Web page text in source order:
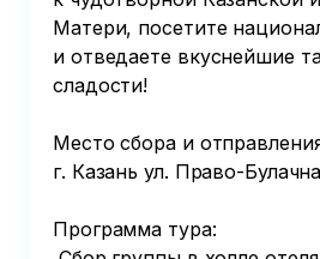
Матери, посетите
и отведаете вкуснейшие
сладости!
Место сбора и
г. Казань ул. Право-
Программа тура: